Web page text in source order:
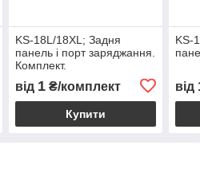
KS-18L/18XL; Задня
панель і порт заряджання.
Комплект.
від 1₴/комплект
Купити
KS-
від